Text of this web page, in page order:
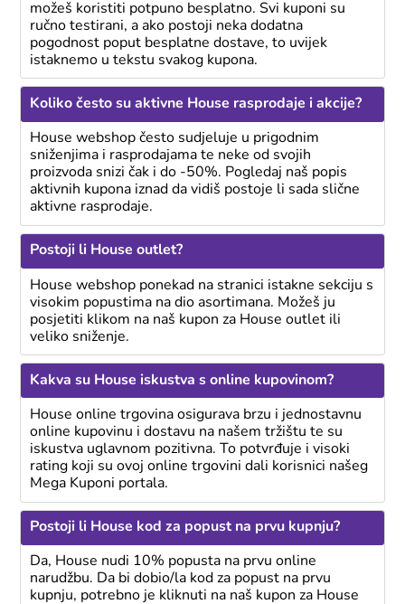
možeš koristiti potpuno besplatno. Svi kuponi su
ručno testirani, a ako postoji neka dodatna
pogodnost poput besplatne dostave, to uvijek
istaknemo u tekstu svakog kupona.
Koliko često su aktivne House rasprodaje i akcije?
House webshop često sudjeluje u prigodnim
sniženjima i rasprodajama te neke od svojih
proizvoda snizi čak i do -50%. Pogledaj naš popis
aktivnih kupona iznad da vidiš postoje li sada slične
aktivne rasprodaje.
Postoji li House outlet?
House webshop ponekad na stranici istakne sekciju s
visokim popustima na dio asortimana. Možeš ju
posjetiti klikom na naš kupon za House outlet ili
veliko sniženje.
Kakva su House iskustva s online kupovinom?
House online trgovina osigurava brzu i jednostavnu
online kupovinu i dostavu na našem tržištu te su
iskustva uglavnom pozitivna. To potvrđuje i visoki
rating koji su ovoj online trgovini dali korisnici našeg
Mega Kuponi portala.
Postoji li House kod za popust na prvu kupnju?
Da, House nudi 10% popusta na prvu online
narudžbu. Da bi dobio/la kod za popust na prvu
kupnju, potrebno je kliknuti na naš kupon za House